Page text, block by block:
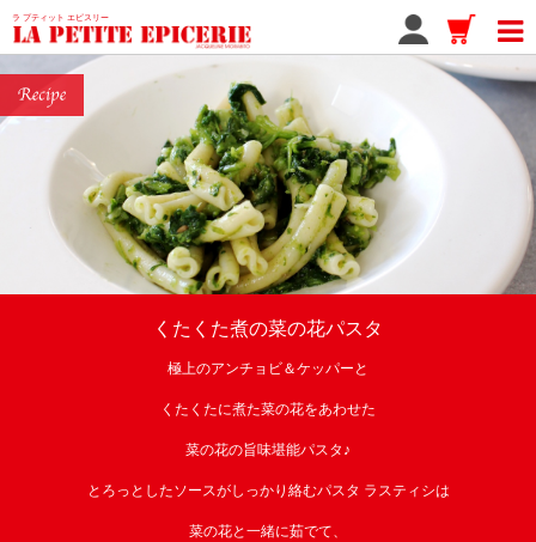
ラ プティット エピスリー
くたくた煮の菜の花パスタ
極上のアンチョビ＆ケッパーと
くたくたに煮た菜の花をあわせた
菜の花の旨味堪能パスタ♪
とろっとしたソースがしっかり絡むパスタ ラスティシは
菜の花と一緒に茹でて、